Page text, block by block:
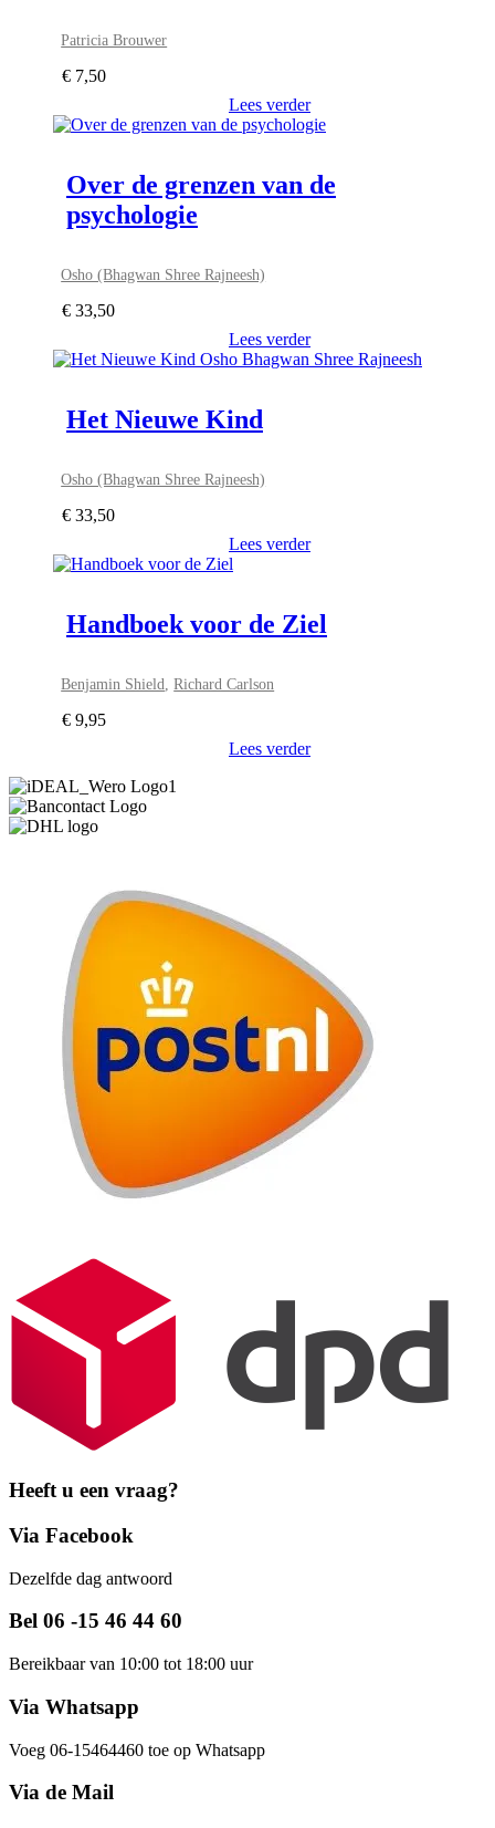
Patricia Brouwer
€ 7,50
Lees verder
Over de grenzen van de
psychologie
Osho (Bhagwan Shree Rajneesh)
€ 33,50
Lees verder
Het Nieuwe Kind
Osho (Bhagwan Shree Rajneesh)
€ 33,50
Lees verder
Handboek voor de Ziel
Benjamin Shield,Richard Carlson
€ 9,95
Lees verder
Heeft u een vraag?
Via Facebook
Dezelfde dag antwoord
Bel 06 -15 46 44 60
Bereikbaar van 10:00 tot 18:00 uur
Via Whatsapp
Voeg 06-15464460 toe op Whatsapp
Via de Mail